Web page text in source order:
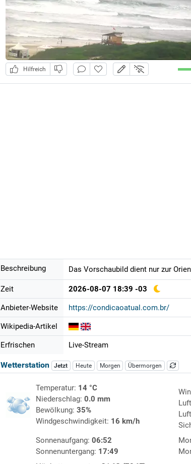
Hilfreich
Beschreibung Das Vorschaubild dient nur zur
Zeit 2026-08-07 18:39 -03
Anbieter-Website https://condicaoatual.com.br/
Wikipedia-Artikel
Erfrischen Live-Stream
Wetterstation Jetzt Heute Morgen Übermorgen
Temperatur: 14 °C
Niederschlag: 0.0 mm
Bewölkung: 35%
Windgeschwindigkeit: 16 km/h
Sonnenaufgang: 06:52
Sonnenuntergang: 17:49